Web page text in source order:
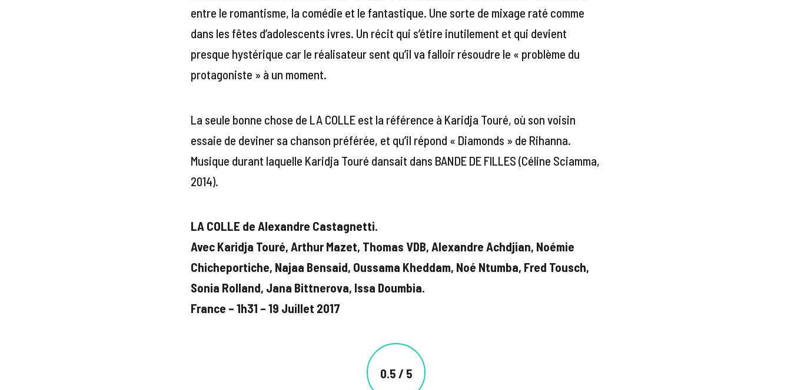
entre le romantisme, la comédie et le fantastique. Une sorte de mixage raté comme
dans les fêtes d’adolescents ivres. Un récit qui s’étire inutilement et qui devient
presque hystérique car le réalisateur sent qu’il va falloir résoudre le « problème du
protagoniste » à un moment.
La seule bonne chose de LA COLLE est la référence à Karidja Touré, où son voisin
essaie de deviner sa chanson préférée, et qu’il répond « Diamonds » de Rihanna.
Musique durant laquelle Karidja Touré dansait dans BANDE DE FILLES (Céline Sciamma,
2014).
LA COLLE de Alexandre Castagnetti.
Avec Karidja Touré, Arthur Mazet, Thomas VDB, Alexandre Achdjian, Noémie
Chicheportiche, Najaa Bensaid, Oussama Kheddam, Noé Ntumba, Fred Tousch,
Sonia Rolland, Jana Bittnerova, Issa Doumbia.
France – 1h31 – 19 Juillet 2017
0.5 / 5